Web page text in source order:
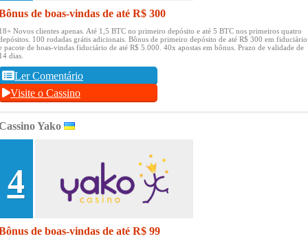
de boas-vindas de até R$ 300
Novos clientes apenas. Até 1,5 BTC no primeiro depósito e até 5 BTC nos primeiros quatro
100 rodadas grátis adicionais. Bônus de primeiro depósito de até R$ 300 em fiduciário
pacote de boas-vindas fiduciário de até R$ 5.000. 40x apostas em bônus. Prazo de validade de
dias.
Ler Comentário
Visite o Cassino
Yako
4
de boas-vindas de até R$ 99